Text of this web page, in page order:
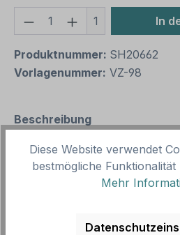
Produkt Anzahl: Gib
1 In
Produktnummer: SH20662
Vorlagenummer: VZ-98
Beschreibung
Praxisbewährtes
Verkehrsschilder oder
- Betreten verboten -
Diese Website verwendet
bestmögliche
Mehr